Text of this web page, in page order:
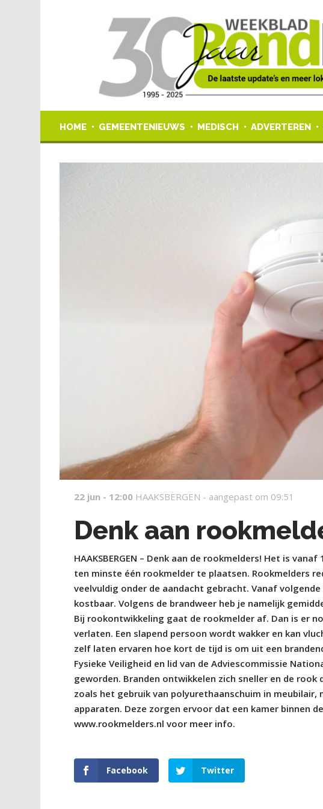
HOME GEMEENTENIEUWS MEDISCH ADVERTEREN
22 jun - 12:00 HAAKSBERGEN - aangepast om 09:51
Denk aan
HAAKSBERGEN – Denk aan de rookmelders! Het is
ten minste één rookmelder te plaatsen. Rookmelders
veelvuldig onder de aandacht gebracht. Vanaf
kostbaar. Volgens de brandweer heb je namelijk
Bij rookontwikkeling gaat de rookmelder af. Dan is er
verlaten. Een slapend persoon wordt wakker en kan
zelf laten ervaren hoe kort de tijd is om uit een
Fysieke Veiligheid en lid van de Adviescommissie
geworden. Branden ontwikkelen zich sneller en de
zoals het gebruik van polyurethaanschuim in
apparaten. Deze zorgen ervoor dat een kamer binnen
www.rookmelders.nl voor meer info.
Facebook Twitter